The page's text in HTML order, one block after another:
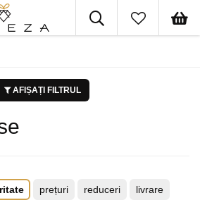
AFIȘAȚI FILTRUL
prețuri reduceri livrare